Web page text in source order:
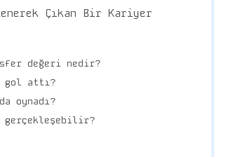
Çıkan Bir Kariyer
değeri nedir?
gol attı?
oynadı?
gerçekleşebilir?